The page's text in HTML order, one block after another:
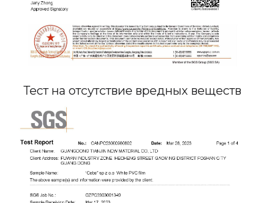
Тест на отсутствие вредных веществ